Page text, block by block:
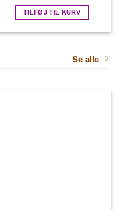
pris
var:
pris
er:
TILFØJ TIL KURV
Se alle